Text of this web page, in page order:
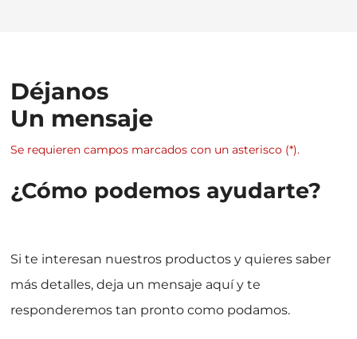
Déjanos
Un mensaje
Se requieren campos marcados con un asterisco (*).
¿Cómo podemos ayudarte?
Si te interesan nuestros productos y quieres saber
más detalles, deja un mensaje aquí y te
responderemos tan pronto como podamos.